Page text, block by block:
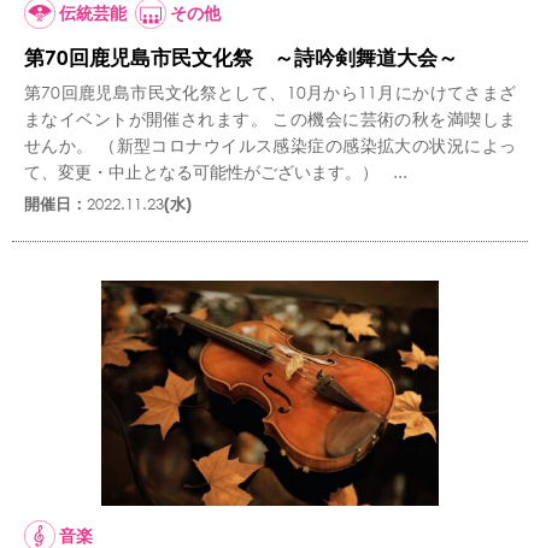
伝統芸能 その他
第70回鹿児島市民文化祭 ～詩吟剣舞道大会～
第70回鹿児島市民文化祭として、10月から11月にかけてさまざ
まなイベントが開催されます。 この機会に芸術の秋を満喫しま
せんか。 （新型コロナウイルス感染症の感染拡大の状況によっ
て、変更・中止となる可能性がございます。） ...
開催日： 2022.11.23(水)
音楽